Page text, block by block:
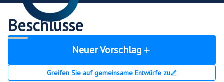
Beschlüsse
Neuer Vorschlag
Greifen Sie auf gemeinsame Entwürfe zu